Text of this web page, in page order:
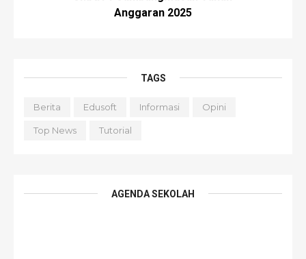
Anggaran 2025
TAGS
Berita Edusoft Informasi Opini
Top News Tutorial
AGENDA SEKOLAH